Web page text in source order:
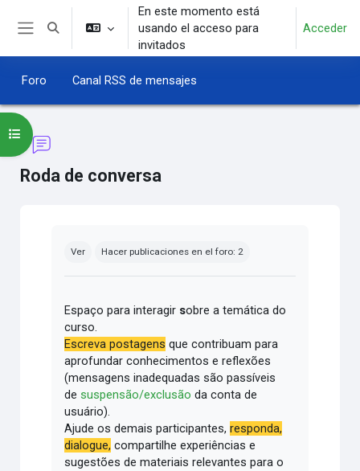
Salta al contenido principal
Selector de búsqueda de entrada
En este momento está
usando el acceso para
invitados
Acceder
Foro Canal RSS de mensajes
Roda de conversa
Abrir índice del curso
Ver Hacer publicaciones en el foro: 2
Espaço para interagir sobre a temática do
curso.
Escreva postagens que contribuam para
aprofundar conhecimentos e reflexões
(mensagens inadequadas são passíveis
desuspensão/exclusão da conta de
usuário).
Ajude os demais participantes,responda,
dialogue, compartilhe experiências e
sugestões de materiais relevantes para o